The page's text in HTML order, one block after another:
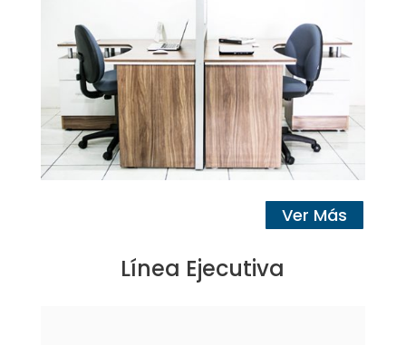
Ver Más
Línea Ejecutiva